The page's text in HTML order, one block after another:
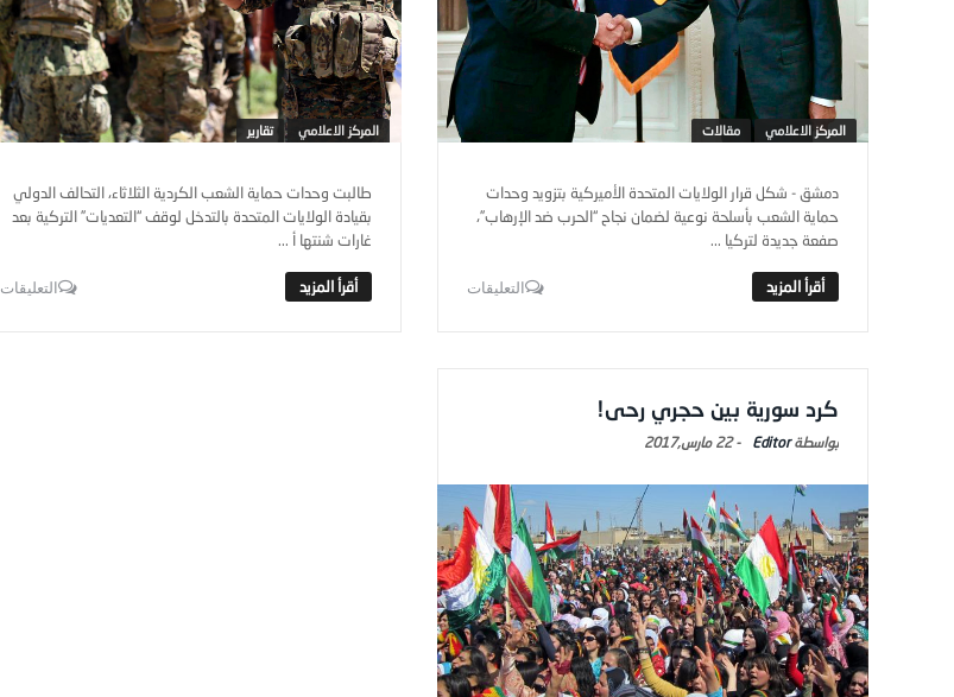
المركز الاعلامي مقالات
دمشق - شكل قرار الولايات المتحدة الأميركية بتزويد وحدات
حماية الشعب بأسلحة نوعية لضمان نجاح “الحرب ضد الإرهاب”،
صفعة جديدة لتركيا ...
التعليقات
المركز الاعلامي تقارير
طالبت وحدات حماية الشعب الكردية الثلاثاء، التحالف الدولي
بقيادة الولايات المتحدة بالتدخل لوقف “التعديات” التركية بعد
غارات شنتها أ ...
التعليقات
كرد سورية بين حجري رحى!
Editor
-22 مارس,2017